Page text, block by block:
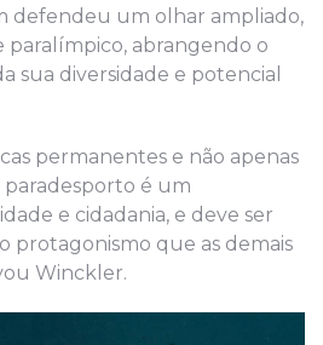
defendeu um olhar ampliado,
paralímpico, abrangendo o
sua diversidade e potencial
permanentes e não apenas
paradesporto é um
e cidadania, e deve ser
protagonismo que as demais
Winckler.